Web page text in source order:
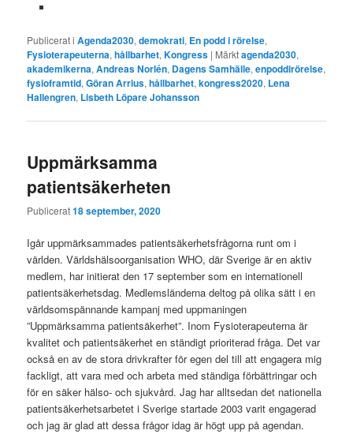
Publicerat i Agenda2030,demokrati, En podd i rörelse,
Fysioterapeuterna,hållbarhet,Kongress | Märktagenda2030,
akademikerna,Andreas Norlén, Dagens Samhälle,enpoddirörelse,
fysioframtid,Göran Arrius,hållbarhet,kongress2020, Lena
Hallengren, Lisbeth Löpare Johansson
Uppmärksamma
patientsäkerheten
Publicerat18 september, 2020
Igår uppmärksammades patientsäkerhetsfrågorna runt om i
världen. Världshälsoorganisation WHO, där Sverige är en aktiv
medlem, har initierat den 17 september som en internationell
patientsäkerhetsdag. Medlemsländerna deltog på olika sätt i en
världsomspännande kampanj med uppmaningen
”Uppmärksamma patientsäkerhet”. Inom Fysioterapeuterna är
kvalitet och patientsäkerhet en ständigt prioriterad fråga. Det var
också en av de stora drivkrafter för egen del till att engagera mig
fackligt, att vara med och arbeta med ständiga förbättringar och
för en säker hälso- och sjukvård. Jag har alltsedan det nationella
patientsäkerhetsarbetet i Sverige startade 2003 varit engagerad
och jag är glad att dessa frågor idag är högt upp på agendan.